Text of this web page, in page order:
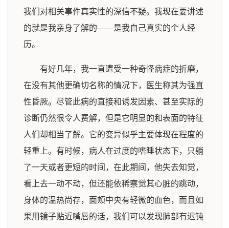
我们对相关事件真实性的深信不疑。我现在要讲述
的就是我亲身了解的——是我自己真实的个人经
历。
有好几年，我一直遭受一种奇怪病症的折磨，
在没有其他更确切名称的情况下，医生称其为强直
性昏厥。尽管此病的直接和诱发因素、甚至实际的
诊断仍然很令人费解，但是它明显的和表面的特征
人们却相当了解。它的变异似乎主要体现在程度的
轻重上。有时候，病人在过度的嗜睡状态下，只躺
了一天或者更短的时间，在此期间，他失去知觉，
看上去一动不动，但还能依稀察觉其心脏的跳动，
身体的温热尚存，面颊中央有轻微的血色，而且如
果用镜子贴近嘴唇的话，我们可以发现肺部有迟钝